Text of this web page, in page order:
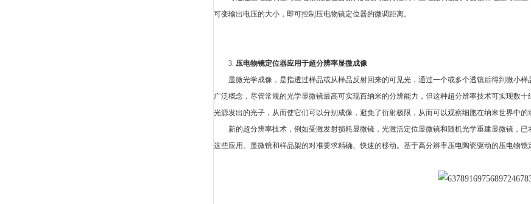
可变输出电压的大小，即可控制压电物镜定位器的微调距离。
3. 压电物镜定位器应用于超分辨率显微成像
显微光学成像，是指透过样品或从样品反射回来的可见光，通过一个或多个透镜后得到微小
广泛概念，尽管常规的光学显微镜最高可实现百纳米的分辨能力，但这种超分辨率技术可实现数
光源发出的光子，从而使它们可以分别成像，避免了衍射极限，从而可以观察细胞在纳米世界中的
新的超分辨率技术，例如受激发射损耗显微镜，光激活定位显微镜和随机光学重建显微镜，已
这些应用。显微镜和样品架的对准要求精确、快速的移动。基于高分辨率压电陶瓷驱动的压电物镜